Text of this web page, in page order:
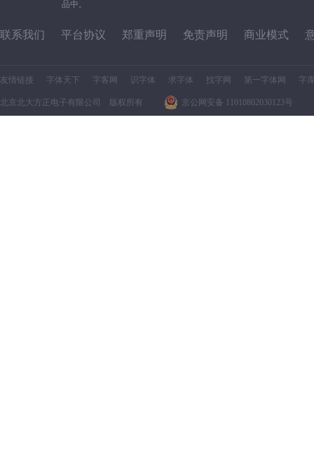
品中。
联系我们 平台协议 郑重声明 免责声明 商业模式
友情链接 字体天下 字客网 识字体 求字体 找字网 第一字体网 字
北京北大方正电子有限公司 版权所有 京公网安备 11010802030123号